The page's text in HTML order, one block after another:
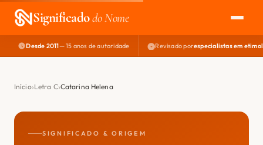
Significadodo Nome
EXPLORAR
NOME PERFEITO
Desde 2011— 15 anos de autoridade Revisado porespecialistas em
Início Letra C Catarina Helena
SIGNIFICADO & ORIGEM